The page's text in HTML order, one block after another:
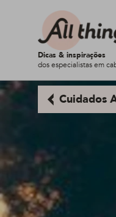
Dicas & inspirações
dos especialistas em
Cuidados